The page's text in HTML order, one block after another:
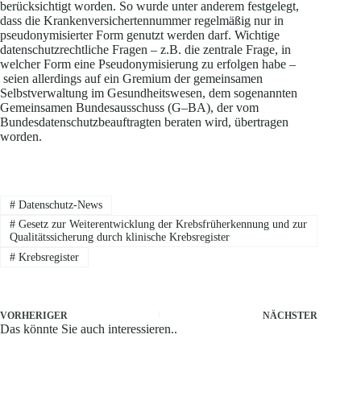
berücksichtigt worden. So wurde unter anderem festgelegt,
dass die Krankenversichertennummer regelmäßig nur in
pseudonymisierter Form genutzt werden darf. Wichtige
datenschutzrechtliche Fragen – z.B. die zentrale Frage, in
welcher Form eine Pseudonymisierung zu erfolgen habe –
seien allerdings auf ein Gremium der gemeinsamen
Selbstverwaltung im Gesundheitswesen, dem sogenannten
Gemeinsamen Bundesausschuss (G–BA), der vom
Bundesdatenschutzbeauftragten beraten wird, übertragen
worden.
#Datenschutz-News
#Gesetz zur Weiterentwicklung der Krebsfrüherkennung und zur
Qualitätssicherung durch klinische Krebsregister
#Krebsregister
VORHERIGER NÄCHSTER
Das könnte Sie auch interessieren..